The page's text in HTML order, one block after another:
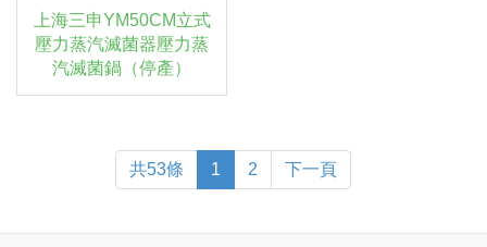
上海三申YM50CM立式
壓力蒸汽滅菌器壓力蒸
汽滅菌鍋（停產）
共53條 1 2 下一頁